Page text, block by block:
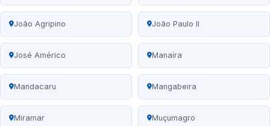
João Agripino João Paulo II
José Américo Manaíra
Mandacaru Mangabeira
Miramar Muçumagro